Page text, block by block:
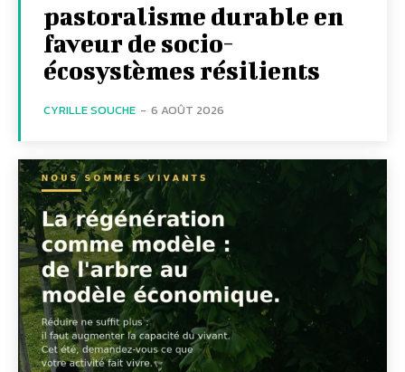
pastoralisme durable en
faveur de socio-
écosystèmes résilients
CYRILLE SOUCHE - 6 AOÛT 2026